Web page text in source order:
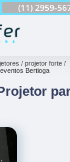
(11) 2959-
projetor forte
Bertioga